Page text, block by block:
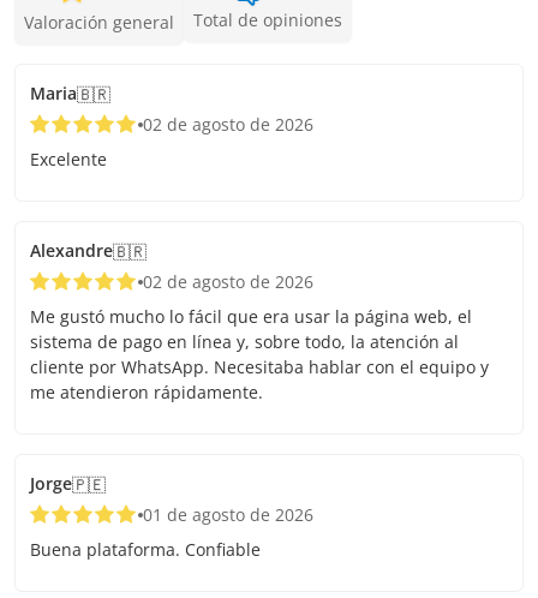
Valoración general Total de opiniones
Maria🇧🇷
02 de agosto de 2026
Excelente
Alexandre🇧🇷
02 de agosto de 2026
Me gustó mucho lo fácil que era usar la página web, el
sistema de pago en línea y, sobre todo, la atención al
cliente por WhatsApp. Necesitaba hablar con el equipo y
me atendieron rápidamente.
Jorge🇵🇪
01 de agosto de 2026
Buena plataforma. Confiable